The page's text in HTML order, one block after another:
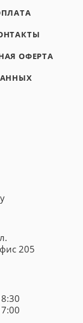
ОФЕРТА
205